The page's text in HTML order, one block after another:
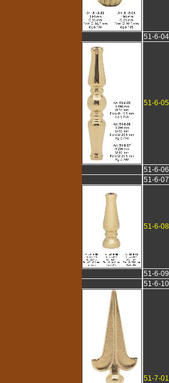
51-6-04
51-6-05
51-6-06
51-6-07
51-6-08
51-6-09
51-6-10
51-7-01